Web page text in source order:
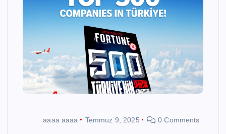
aaaa aaaa Temmuz 9, 2025 0 Comments